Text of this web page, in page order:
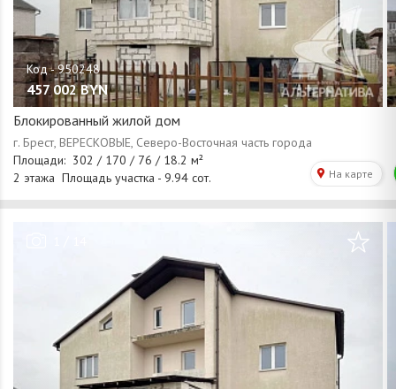
457 002 BYN
Блокированный жилой дом